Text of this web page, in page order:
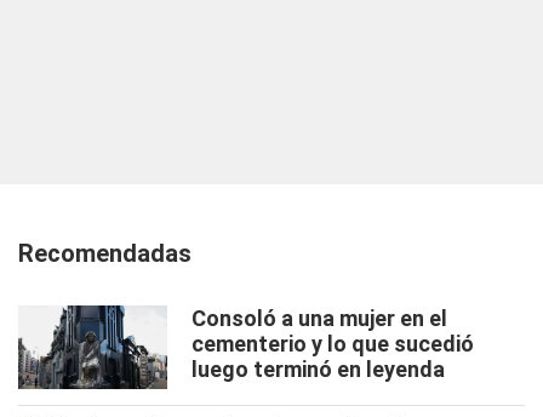
Recomendadas
Consoló a una mujer en el
cementerio y lo que sucedió
luego terminó en leyenda